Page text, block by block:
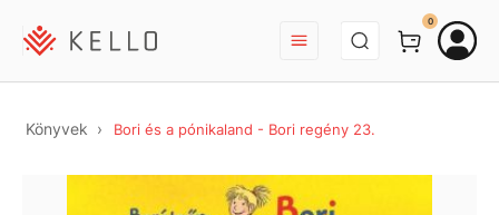
BEJELENTKEZÉS
0
Könyvek Bori és a pónikaland - Bori regény 23.